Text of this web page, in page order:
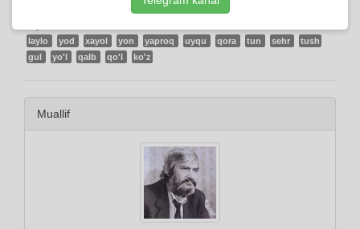
laylo yod xayol yon yaproq uyqu qora tun sehr
tush
gul
yo'l qalb qo'l ko'z
Muallif